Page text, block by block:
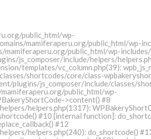
public_html/wp-
mamiferaperu.org/public_html/wp-
public_html/wp-
js_composer/include/helpers/
templates/vc_column.php(39):
shortcodes/core/class-
plugins/js_composer/include/classes/
public_html/wp-
>content() #8
helpers.php(1317):
#10 [internal function]:
#12
helpers.php(240): do_shortcode()